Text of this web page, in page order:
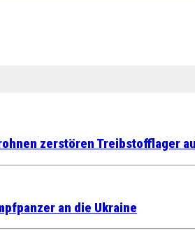
zerstören Treibstofflager
an die Ukraine